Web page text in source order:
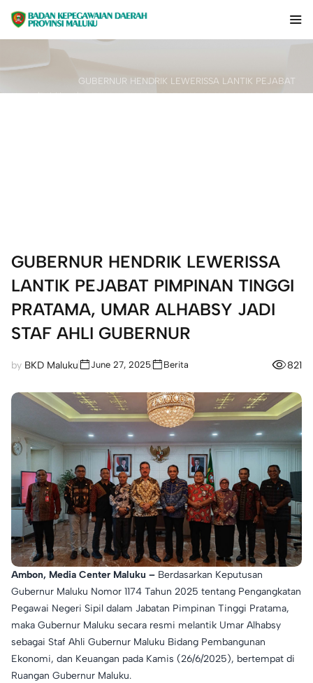
Home/Publikasi/
GUBERNUR HENDRIK LEWERISSA LANTIK PEJABAT
PIMPINAN TINGGI PRATAMA, UMAR ALHABSY JADI
GUBERNUR HENDRIK LEWERISSA
LANTIK PEJABAT PIMPINAN TINGGI
PRATAMA, UMAR ALHABSY JADI
STAF AHLI GUBERNUR
by BKD Maluku June 27, 2025 Berita 821
Ambon, Media Center Maluku – Berdasarkan Keputusan
Gubernur Maluku Nomor 1174 Tahun 2025 tentang Pengangkatan
Pegawai Negeri Sipil dalam Jabatan Pimpinan Tinggi Pratama,
maka Gubernur Maluku secara resmi melantik Umar Alhabsy
sebagai Staf Ahli Gubernur Maluku Bidang Pembangunan
Ekonomi, dan Keuangan pada Kamis (26/6/2025), bertempat di
Ruangan Gubernur Maluku.